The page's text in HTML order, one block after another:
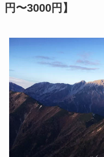
円〜3000円】